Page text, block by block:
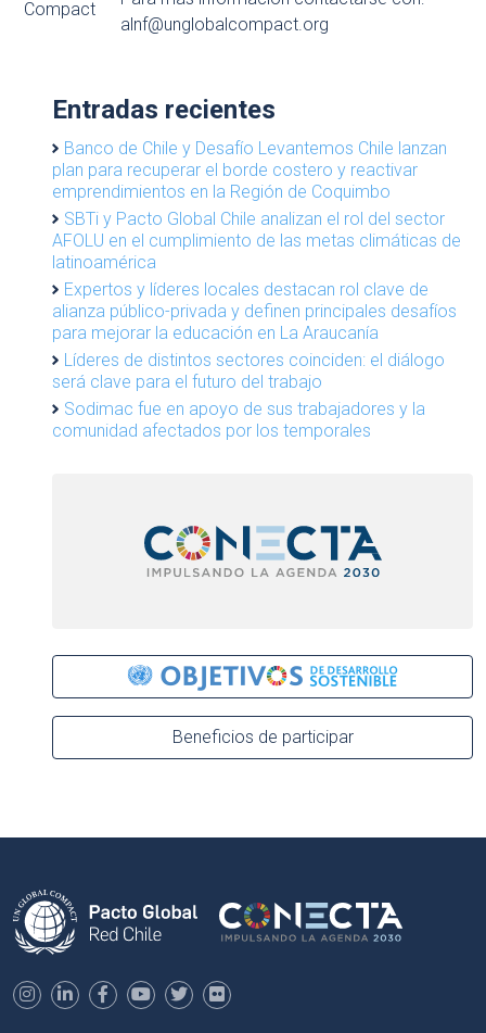
alnf@unglobalcompact.org
Entradas recientes
Banco de Chile y Desafío Levantemos Chile lanzan
plan para recuperar el borde costero y reactivar
emprendimientos en la Región de Coquimbo
SBTi y Pacto Global Chile analizan el rol del sector
AFOLU en el cumplimiento de las metas climáticas de
latinoamérica
Expertos y líderes locales destacan rol clave de
alianza público-privada y definen principales desafíos
para mejorar la educación en La Araucanía
Líderes de distintos sectores coinciden: el diálogo
será clave para el futuro del trabajo
Sodimac fue en apoyo de sus trabajadores y la
comunidad afectados por los temporales
Beneficios de participar